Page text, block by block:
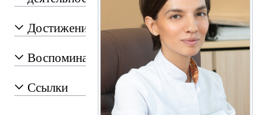
Достижения
Воспоминания
Ссылки